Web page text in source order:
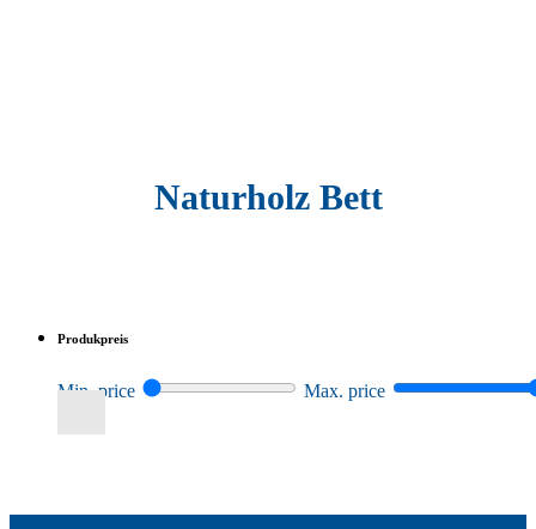
Naturholz Bett
Produkpreis
Min. price Max. price